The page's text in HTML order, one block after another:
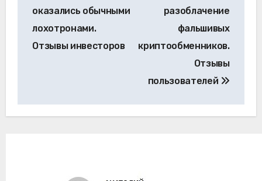
оказались обычными
лохотронами.
Отзывы инвесторов
разоблачение
фальшивых
криптообменников.
Отзывы
пользователей